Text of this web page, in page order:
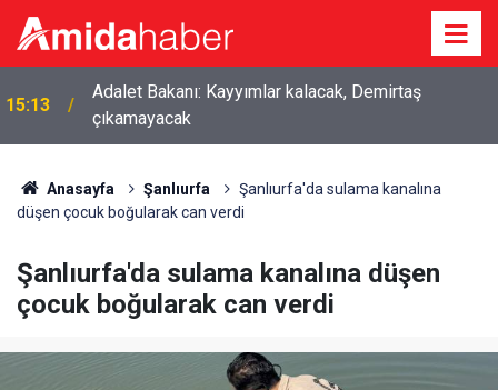
15:13
Adalet Bakanı: Kayyımlar kalacak, Demirtaş
çıkamayacak
Anasayfa Şanlıurfa
Şanlıurfa'da sulama kanalına
düşen çocuk boğularak can verdi
Şanlıurfa'da sulama kanalına düşen
çocuk boğularak can verdi